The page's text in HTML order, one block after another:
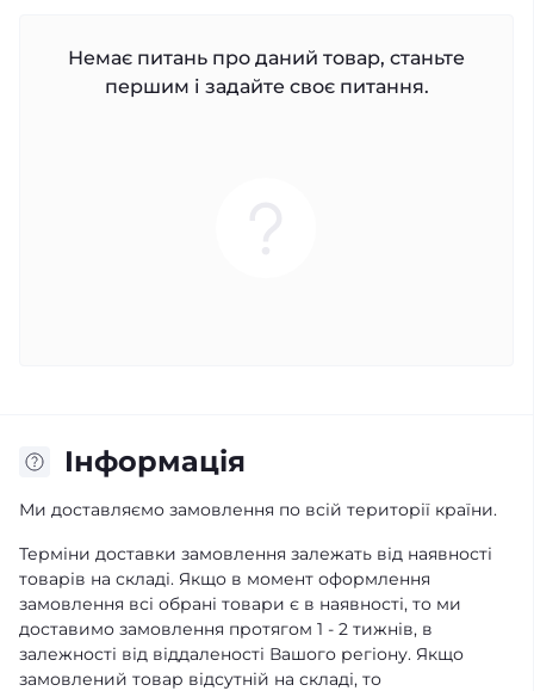
Немає питань про даний товар, станьте
першим і задайте своє питання.
Iнформація
Ми доставляємо замовлення по всій території країни.
Терміни доставки замовлення залежать від наявності
товарів на складі. Якщо в момент оформлення
замовлення всі обрані товари є в наявності, то ми
доставимо замовлення протягом 1 - 2 тижнів, в
залежності від віддаленості Вашого регіону. Якщо
замовлений товар відсутній на складі, то